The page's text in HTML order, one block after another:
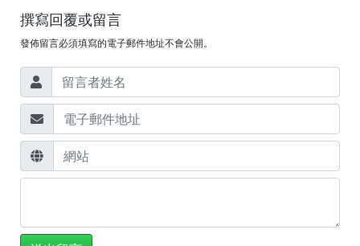
撰寫回覆或留言
發佈留言必須填寫的電子郵件地址不會公開。